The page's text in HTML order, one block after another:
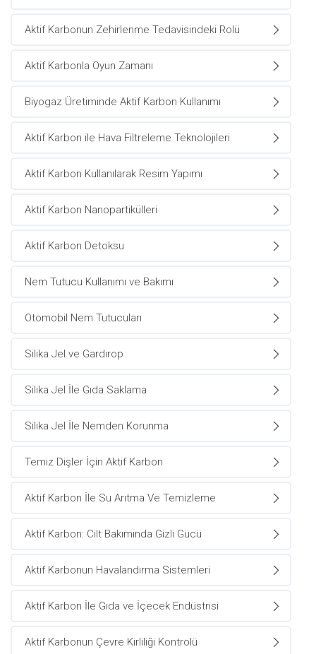
Aktif Karbonun Zehirlenme Tedavisindeki Rolü
Aktif Karbonla Oyun Zamanı
Biyogaz Üretiminde Aktif Karbon Kullanımı
Aktif Karbon ile Hava Filtreleme Teknolojileri
Aktif Karbon Kullanılarak Resim Yapımı
Aktif Karbon Nanopartikülleri
Aktif Karbon Detoksu
Nem Tutucu Kullanımı ve Bakımı
Otomobil Nem Tutucuları
Silika Jel ve Gardırop
Silika Jel İle Gıda Saklama
Silika Jel İle Nemden Korunma
Temiz Dişler İçin Aktif Karbon
Aktif Karbon İle Su Arıtma Ve Temizleme
Aktif Karbon: Cilt Bakımında Gizli Gücü
Aktif Karbonun Havalandırma Sistemleri
Aktif Karbon İle Gıda ve İçecek Endüstrisi
Aktif Karbonun Çevre Kirliliği Kontrolü